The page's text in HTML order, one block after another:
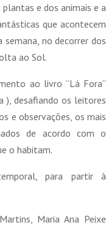
e dos animais e a
que acontecem
no decorrer dos
ao Sol.
ao livro “Lá Fora”
), desafiando os leitores
e observações, os mais
de acordo com o
o habitam.
para partir à
Maria Ana Peixe